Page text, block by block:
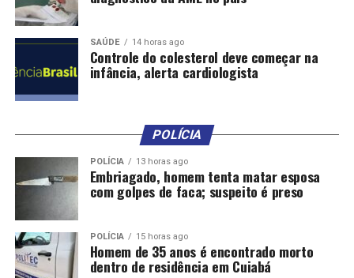
DON'T MISS
Diariamente, Guarda de Trânsito recebe denúncias de
veículos estacionados em locais proibidos
SAÚDE 14 horas ago
Controle do colesterol deve começar na
infância, alerta cardiologista
POLÍCIA
POLÍCIA 13 horas ago
Embriagado, homem tenta matar esposa
com golpes de faca; suspeito é preso
POLÍCIA 15 horas ago
Homem de 35 anos é encontrado morto
dentro de residência em Cuiabá